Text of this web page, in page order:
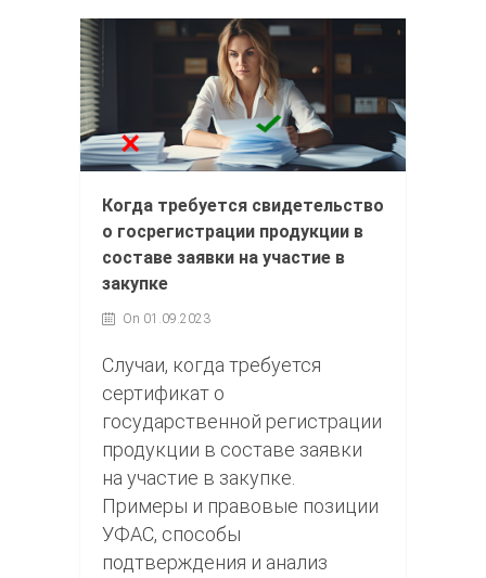
Когда требуется свидетельство
о госрегистрации продукции в
составе заявки на участие в
закупке
On 01.09.2023
Случаи, когда требуется
сертификат о
государственной регистрации
продукции в составе заявки
на участие в закупке.
Примеры и правовые позиции
УФАС, способы
подтверждения и анализ